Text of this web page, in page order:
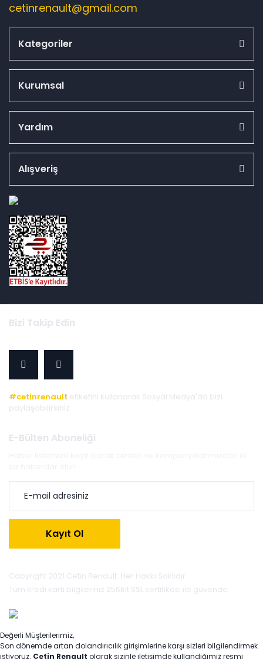
cetinrenault@gmail.com
Kategoriler
Kurumsal
Yardım
Alışveriş
Bizi Takip Edin
#cetinrenault etiketini kullanarak Sosyal Medya'da bizi
paylaşabilirsiniz.
E-Bülten Aboneliği
Kayıt Ol
Copyright 2021 Cetin Renault. Her Hakkı Saklıdır.
Tüm kredi kartı bilgileriniz 256Bit SSL sertifikası ile güvende.
Değerli Müşterilerimiz,
Son dönemde artan dolandırıcılık girişimlerine karşı sizleri bilgilendirmek
istiyoruz. Çetin Renault olarak sizinle iletişimde kullandığımız resmi